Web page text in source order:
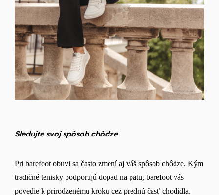
Sledujte svoj spôsob chôdze
Pri barefoot obuvi sa často zmení aj váš spôsob chôdze. Kým
tradičné tenisky podporujú dopad na pätu, barefoot vás
povedie k prirodzenému kroku cez prednú časť chodidla.